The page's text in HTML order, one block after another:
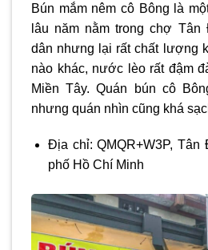
Bún mắm nêm cô Bông là
lâu năm nằm trong chợ
dân nhưng lại rất chất lượng
nào khác, nước lèo rất đậm
Miền Tây. Quán bún cô
nhưng quán nhìn cũng khá
Địa chỉ: QMQR+W3P, Tân
phố Hồ Chí Minh